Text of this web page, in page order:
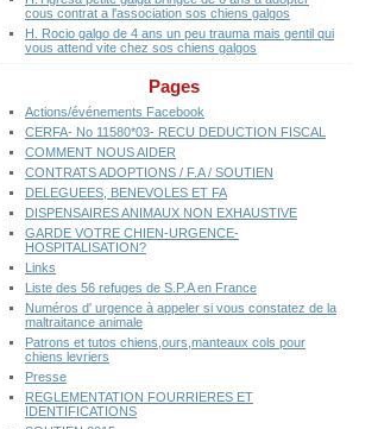
cous contrat a l'association sos chiens galgos
H. Rocio galgo de 4 ans un peu trauma mais gentil qui
vous attend vite chez sos chiens galgos
Pages
Actions/événements Facebook
CERFA- No 11580*03- RECU DEDUCTION FISCAL
COMMENT NOUS AIDER
CONTRATS ADOPTIONS / F.A / SOUTIEN
DELEGUEES, BENEVOLES ET FA
DISPENSAIRES ANIMAUX NON EXHAUSTIVE
GARDE VOTRE CHIEN-URGENCE-
HOSPITALISATION?
Links
Liste des 56 refuges de S.P.A en France
Numéros d' urgence à appeler si vous constatez de la
maltraitance animale
Patrons et tutos chiens,ours,manteaux cols pour
chiens levriers
Presse
REGLEMENTATION FOURRIERES ET
IDENTIFICATIONS